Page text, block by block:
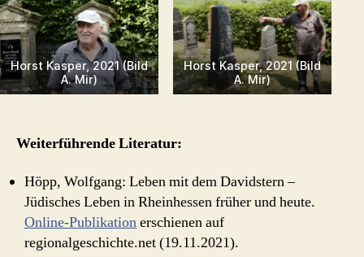
Horst Kasper, 2021 (Bild
A. Mir)
Horst Kasper, 2021 (Bild
A. Mir)
Weiterführende Literatur:
Höpp, Wolfgang: Leben mit dem Davidstern –
Jüdisches Leben in Rheinhessen früher und heute.
Online-Publikationerschienen auf
regionalgeschichte.net (19.11.2021).